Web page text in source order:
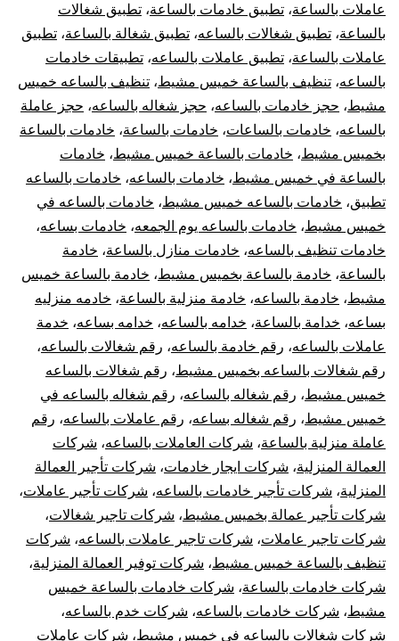
عاملات بالساعة، تطبيق خادمات بالساعة، تطبيق شغالات
بالساعة، تطبيق شغالات بالساعه، تطبيق شغالة بالساعة، تطبيق
عاملات بالساعة، تطبيق عاملات بالساعه، تطبيقات خادمات
بالساعه، تنظيف بالساعة خميس مشيط، تنظيف بالساعه خميس
مشيط، حجز خادمات بالساعه، حجز شغاله بالساعه، حجز عاملة
بالساعه، خادمات بالساعات، خادمات بالساعة، خادمات بالساعة
بخميس مشيط، خادمات بالساعة خميس مشيط، خادمات
بالساعة في خميس مشيط، خادمات بالساعه، خادمات بالساعه
تطبيق، خادمات بالساعه خميس مشيط، خادمات بالساعه في
خميس مشيط، خادمات بالساعه يوم الجمعه، خادمات بساعه،
خادمات تنظيف بالساعه، خادمات منازل بالساعة، خادمة
بالساعة، خادمة بالساعة بخميس مشيط، خادمة بالساعة خميس
مشيط، خادمة بالساعه، خادمة منزلية بالساعة، خادمه منزليه
بساعه، خدامة بالساعة، خدامه بالساعه، خدامه بساعه، خدمة
عاملات بالساعه، رقم خادمة بالساعه، رقم شغالات بالساعه،
رقم شغالات بالساعه بخميس مشيط، رقم شغالات بالساعه
خميس مشيط، رقم شغاله بالساعه، رقم شغاله بالساعه في
خميس مشيط، رقم شغاله بساعه، رقم عاملات بالساعه، رقم
عاملة منزلية بالساعة، شركات العاملات بالساعه، شركات
العمالة المنزلية، شركات ايجار خادمات، شركات تأجير العمالة
المنزلية، شركات تأجير خادمات بالساعه، شركات تأجير عاملات،
شركات تأجير عمالة بخميس مشيط، شركات تاجير شغالات،
شركات تاجير عاملات، شركات تاجير عاملات بالساعه، شركات
تنظيف بالساعة خميس مشيط، شركات توفير العمالة المنزلية،
شركات خادمات بالساعة، شركات خادمات بالساعة خميس
مشيط، شركات خادمات بالساعه، شركات خدم بالساعه،
شركات شغالات بالساعه في خميس مشيط، شركات عاملات